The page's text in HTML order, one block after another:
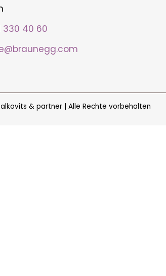
330 40 60
& partner | Alle Rechte vorbehalten